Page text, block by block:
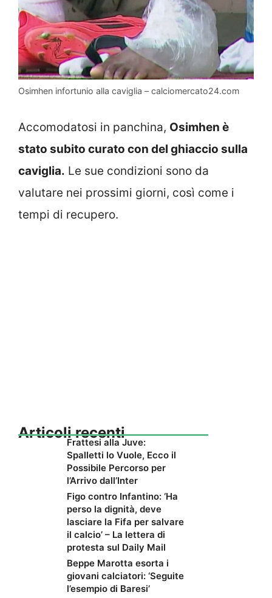
Osimhen infortunio alla caviglia – calciomercato24.com
Accomodatosi in panchina, Osimhen è
stato subito curato con del ghiaccio sulla
caviglia. Le sue condizioni sono da
valutare nei prossimi giorni, così come i
tempi di recupero.
Articoli recenti
Frattesi alla Juve:
Spalletti lo Vuole, Ecco il
Possibile Percorso per
l’Arrivo dall’Inter
Figo contro Infantino: ‘Ha
perso la dignità, deve
lasciare la Fifa per salvare
il calcio’ – La lettera di
protesta sul Daily Mail
Beppe Marotta esorta i
giovani calciatori: ‘Seguite
l’esempio di Baresi’